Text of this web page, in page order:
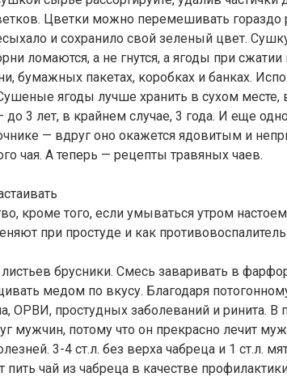
Цветки можно перемешивать
и сохранило свой зеленый цвет.
ломаются, а не гнутся, а ягоды при
бумажных пакетах, коробках и банках.
ягоды лучше хранить в сухом
3 лет, в крайнем случае, 3 года. И еще
— вдруг оно окажется ядовитым и
чая. А теперь — рецепты травяных чаев.
кроме того, если умываться утром
при простуде и как
брусники. Смесь заваривать в
медом по вкусу. Благодаря
ОРВИ, простудных заболеваний и ринита.
мужчин, потому что он прекрасно лечит
3-4 ст.л. без верха чабреца и 1 ст.л.
чай из чабреца в качестве